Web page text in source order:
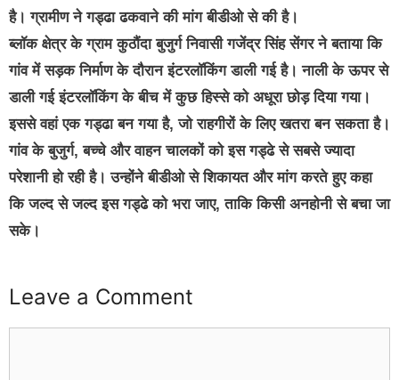
है। ग्रामीण ने गड्ढा ढकवाने की मांग बीडीओ से की है।
ब्लॉक क्षेत्र के ग्राम कुठौंदा बुजुर्ग निवासी गजेंद्र सिंह सेंगर ने बताया कि
गांव में सड़क निर्माण के दौरान इंटरलॉकिंग डाली गई है। नाली के ऊपर से
डाली गई इंटरलॉकिंग के बीच में कुछ हिस्से को अधूरा छोड़ दिया गया।
इससे वहां एक गड्ढा बन गया है, जो राहगीरों के लिए खतरा बन सकता है।
गांव के बुजुर्ग, बच्चे और वाहन चालकों को इस गड्ढे से सबसे ज्यादा
परेशानी हो रही है। उन्होंने बीडीओ से शिकायत और मांग करते हुए कहा
कि जल्द से जल्द इस गड्ढे को भरा जाए, ताकि किसी अनहोनी से बचा जा
सके।
Leave a Comment